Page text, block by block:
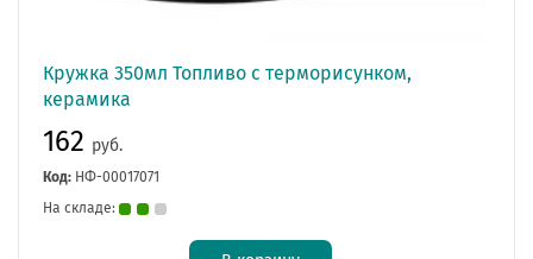
Кружка 350мл Топливо с терморисунком,
керамика
162 руб.
Код: НФ-00017071
На складе: